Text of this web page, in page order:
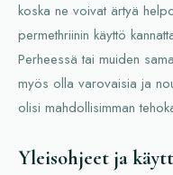
koska ne voivat ärtyä
permethriinin käyttö
Perheessä tai muiden
myös olla varovaisia ja
olisi mahdollisimman
Yleisohjeet ja